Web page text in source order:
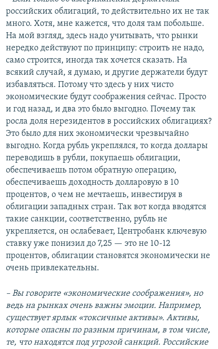
российских облигаций, то действительно их не так
много. Хотя, мне кажется, что доля там побольше.
На мой взгляд, здесь надо учитывать, что рынки
нередко действуют по принципу: строить не надо,
само строится, иногда так хочется сказать. На
всякий случай, я думаю, и другие держатели будут
избавляться. Потому что здесь у них чисто
экономические будут соображения сейчас. Просто
и год назад, и два это было выгодно. Почему так
росла доля нерезидентов в российских облигациях?
Это было для них экономически чрезвычайно
выгодно. Когда рубль укреплялся, то когда доллары
переводишь в рубли, покупаешь облигации,
обеспечиваешь потом обратную операцию,
обеспечиваешь доходность долларовую в 10
процентов, о чем не мечтаешь, инвестируя в
облигации западных стран. Так вот когда вводятся
такие санкции, соответственно, рубль не
укрепляется, он ослабевает, Центробанк ключевую
ставку уже понизил до 7,25 — это не 10-12
процентов, облигации становятся экономически не
очень привлекательны.
– Вы говорите «экономические соображения», но
ведь на рынках очень важны эмоции. Например,
существует ярлык «токсичные активы». Активы,
которые опасны по разным причинам, в том числе,
те, что находятся под угрозой санкций. Российские